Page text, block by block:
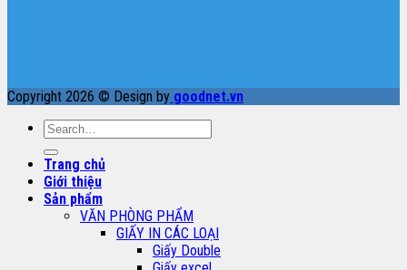
Copyright 2026 © Design by goodnet.vn
Search
for:
Trang chủ
Giới thiệu
Sản phẩm
VĂN PHÒNG PHẨM
GIẤY IN CÁC LOẠI
Giấy Double